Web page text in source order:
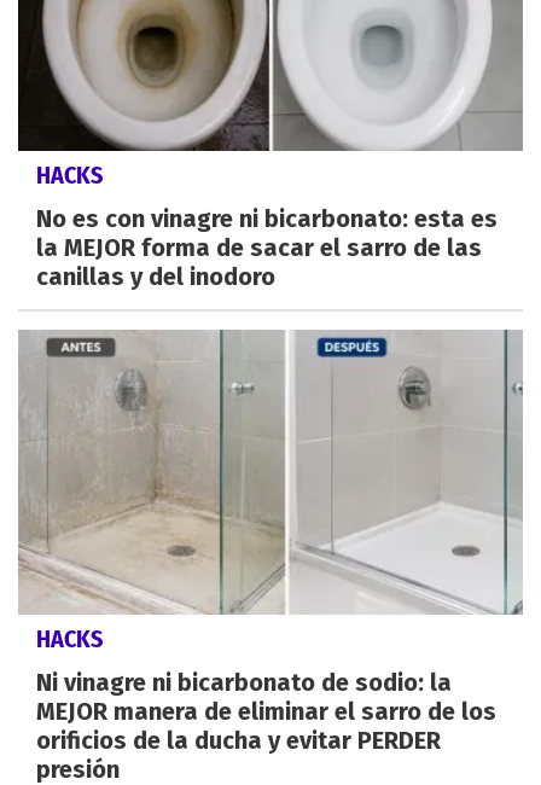
HACKS
No es con vinagre ni bicarbonato: esta es
la MEJOR forma de sacar el sarro de las
canillas y del inodoro
HACKS
Ni vinagre ni bicarbonato de sodio: la
MEJOR manera de eliminar el sarro de los
orificios de la ducha y evitar PERDER
presión